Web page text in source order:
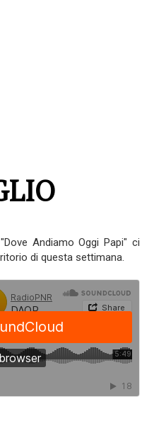
Andiamo Oggi Papi" ci
di questa settimana.